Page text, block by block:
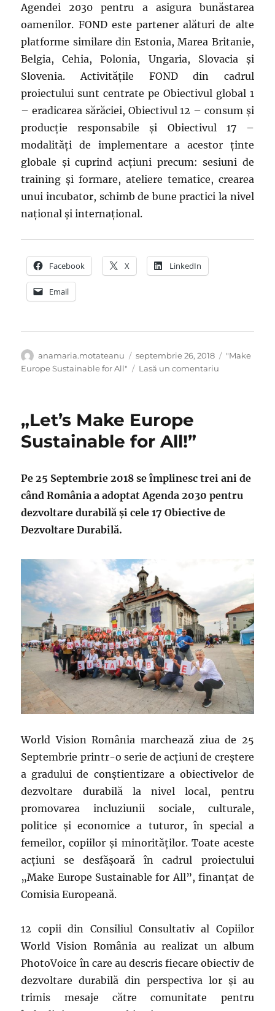
Agendei 2030 pentru a asigura bunăstarea
oamenilor. FOND este partener alături de alte
platforme similare din Estonia, Marea Britanie,
Belgia, Cehia, Polonia, Ungaria, Slovacia și
Slovenia. Activitățile FOND din cadrul
proiectului sunt centrate pe Obiectivul global 1
– eradicarea sărăciei, Obiectivul 12 – consum și
producție responsabile și Obiectivul 17 –
modalități de implementare a acestor ținte
globale și cuprind acțiuni precum: sesiuni de
training și formare, ateliere tematice, crearea
unui incubator, schimb de bune practici la nivel
național și internațional.
Facebook X LinkedIn
Email
Autor
anamaria.motateanu
Publicat
pe
septembrie 26, 2018 Categorii
"Make
Europe Sustainable for All"
Lasă un comentariu
adoptarea
Agendei
2030
„Let’s Make Europe
Sustainable for All!”
Pe 25 Septembrie 2018 se împlinesc trei ani de
când România a adoptat Agenda 2030 pentru
dezvoltare durabilă și cele 17 Obiective de
Dezvoltare Durabilă.
World Vision România marchează ziua de 25
Septembrie printr-o serie de acțiuni de creștere
a gradului de conștientizare a obiectivelor de
dezvoltare durabilă la nivel local, pentru
promovarea incluziunii sociale, culturale,
politice și economice a tuturor, în special a
femeilor, copiilor și minorităților. Toate aceste
acțiuni se desfăşoară în cadrul proiectului
„Make Europe Sustainable for All”, finanțat de
Comisia Europeană.
12 copii din Consiliul Consultativ al Copiilor
World Vision România au realizat un album
PhotoVoice în care au descris fiecare obiectiv de
dezvoltare durabilă din perspectiva lor şi au
trimis mesaje către comunitate pentru